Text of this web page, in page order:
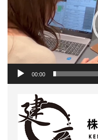
レ
ー
ヤ
ー
00:00